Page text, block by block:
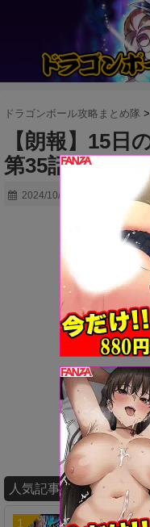
ドラゴンボール攻略まとめ隊 >
【朗報】15日
第35話が配信
2024/10/12
人気記事ランキング